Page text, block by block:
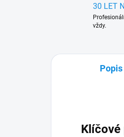
30 LET
vždy.
Popis
Klíčové